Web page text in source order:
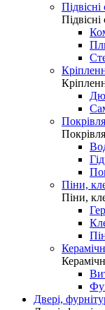
Піни,
Піни,
Двері,